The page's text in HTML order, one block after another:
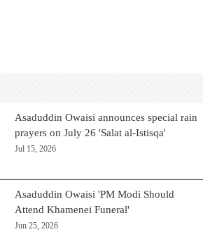
Asaduddin Owaisi announces special rain
prayers on July 26 'Salat al-Istisqa'
Jul 15, 2026
Asaduddin Owaisi 'PM Modi Should
Attend Khamenei Funeral'
Jun 25, 2026